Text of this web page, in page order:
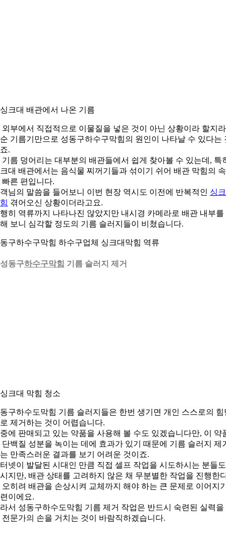
크대 배관에서 나온 기름
외부에서 직접적으로 이물질을 넣은 것이 아닌 상황이라 할지
기름기만으로 성동구하수구막힘의 원인이 나타날 수 있다는
.
기름 덩어리는 대부분의 배관들에서 쉽게 찾아볼 수 있는데, 특
대 배관에서는 음식물 찌꺼기들과 섞이기 쉬어 배관 막힘의
빠른 편입니다.
님의 말씀을 들어보니 이번 현장 역시도 이전에 반복적인 싱
겪어오신 상황이더라고요.
히 역류까지 나타나진 않았지만 내시경 카메라로 배관 내부를
보니 심각할 정도의 기름 슬러지들이 비쳤습니다.
구하수구막힘 하수구업체 싱크대막힘 역류
동구하수구막힘 기름 슬러지 제거
크대 막힘 청소
구하수도막힘 기름 슬러지들은 한번 생기면 개인 스스로의 힘
제거하는 것이 어렵습니다.
에 판매되고 있는 약품을 사용해 볼 수도 있겠습니다만, 이 약
단백질 성분을 녹이는 데에 효과가 있기 때문에 기름 슬러지 제
만족스러운 결과를 보기 어려운 것이죠.
넷이 발달된 시대인 만큼 직접 셀프 작업을 시도하시는 분들도
지만, 배관 상태를 고려하지 않은 채 무분별한 작업을 진행한
오히려 배관을 손상시켜 교체까지 해야 하는 큰 문제로 이어지
이에요.
서 성동구하수도막힘 기름 제거 작업은 반드시 숙련된 실력을
전문가의 손을 거치는 것이 바람직하겠습니다.